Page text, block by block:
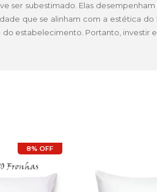
ser subestimado. Elas
que se alinham com a estética
estabelecimento. Portanto,
8% OFF